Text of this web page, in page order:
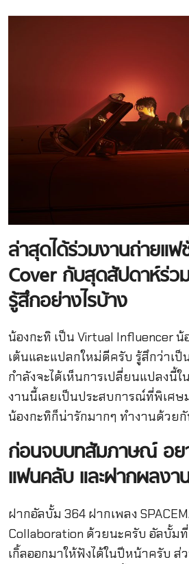
ล่าสุดได้ร่วมงานถ่ายแฟ
Coverกับสุดสัปดาห์ร่ว
รู้สึกอย่างไรบ้าง
น้องกะทิ เป็น Virtual Influencer น้
เต้นและแปลกใหม่ดีครับ รู้สึกว่าเป็น
กำลังจะได้เห็นการเปลี่ยนแปลงนี้ใ
งานนี้เลยเป็นประสบการณ์ที่พิเศ
น้องกะทิก็น่ารักมากๆ ทำงานด้วย
ก่อนจบบทสัมภาษณ์ อ
แฟนคลับ และฝากผลง
ฝากอัลบั้ม 364 ฝากเพลง
Collaboration ด้วยนะครับ อัลบั้ม
เกิ้ลออกมาให้ฟังได้ในปีหน้าครับ ส่